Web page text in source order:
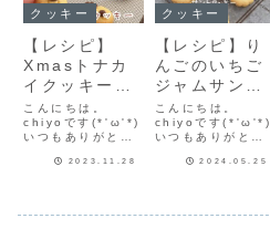
クッキー
【レシピ】
Xmasトナカ
イクッキー🛷
🎄サクッと美
味しい簡単ク
ッキー♡クリ
スマスクッキ
こんにちは。
chiyoです(*'ω'*)
いつもありがとう
り焼き色を付けた
2023.11.28
クッキー
【レシピ】り
んごのいちご
ジャムサンド
クッキー🍎り
んごの抜き穴
が可愛い♡さ
くさく美味し
こんにちは。
chiyoです(*'ω'*)
いつもありがとう
型🍎で抜いたクッ
2024.05.25